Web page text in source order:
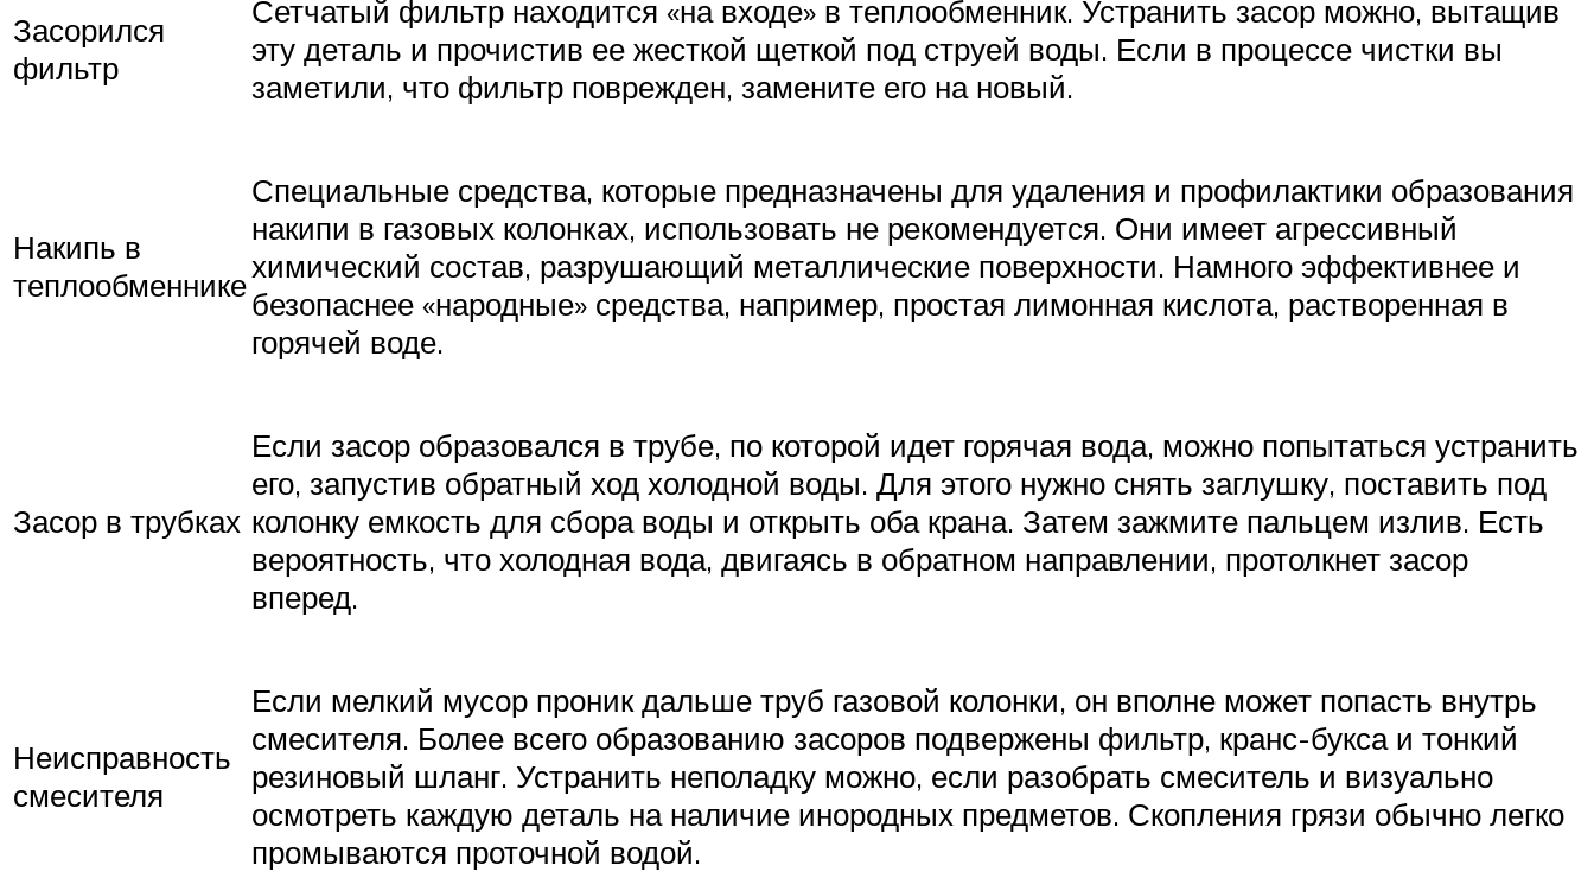
Засорился
фильтр
Сетчатый фильтр находится «на входе» в теплообменник. Устранить засор можно, вытащив
эту деталь и прочистив ее жесткой щеткой под струей воды. Если в процессе чистки вы
заметили, что фильтр поврежден, замените его на новый.
Накипь в
теплообменнике
Специальные средства, которые предназначены для удаления и профилактики образования
накипи в газовых колонках, использовать не рекомендуется. Они имеет агрессивный
химический состав, разрушающий металлические поверхности. Намного эффективнее и
безопаснее «народные» средства, например, простая лимонная кислота, растворенная в
горячей воде.
Засор в трубках
Если засор образовался в трубе, по которой идет горячая вода, можно попытаться устранить
его, запустив обратный ход холодной воды. Для этого нужно снять заглушку, поставить под
колонку емкость для сбора воды и открыть оба крана. Затем зажмите пальцем излив. Есть
вероятность, что холодная вода, двигаясь в обратном направлении, протолкнет засор
вперед.
Неисправность
смесителя
Если мелкий мусор проник дальше труб газовой колонки, он вполне может попасть внутрь
смесителя. Более всего образованию засоров подвержены фильтр, кранс-букса и тонкий
резиновый шланг. Устранить неполадку можно, если разобрать смеситель и визуально
осмотреть каждую деталь на наличие инородных предметов. Скопления грязи обычно легко
промываются проточной водой.